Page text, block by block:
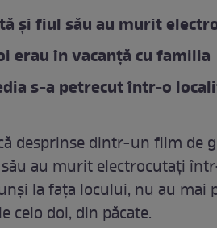
și fiul său au murit
erau în vacanță cu familia
s-a petrecut într-o
desprinse dintr-un film de
au murit electrocutați
la fața locului, nu au
celo doi, din păcate.